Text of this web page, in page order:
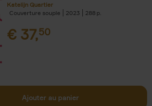
Katelijn Quartier
Couverture souple
2023 288
€ 37,50
Ajouter au panier